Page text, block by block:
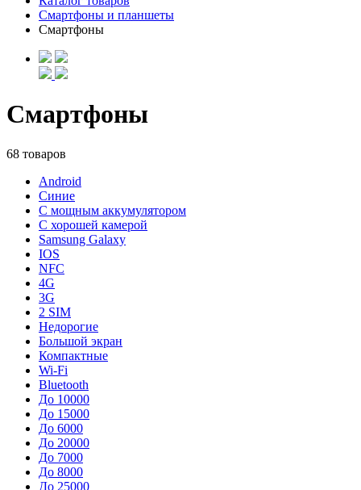
Смартфоны и планшеты
Смартфоны
Смартфоны
68 товаров
Android
Синие
С мощным аккумулятором
С хорошей камерой
Samsung Galaxy
IOS
NFC
4G
3G
2 SIM
Недорогие
Большой экран
Компактные
Wi-Fi
Bluetooth
До 10000
До 15000
До 6000
До 20000
До 7000
До 8000
До 25000